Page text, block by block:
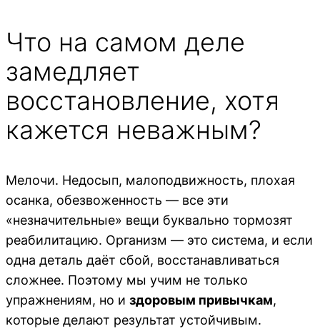
Что на самом деле
замедляет
восстановление, хотя
кажется неважным?
Мелочи. Недосып, малоподвижность, плохая
осанка, обезвоженность — все эти
«незначительные» вещи буквально тормозят
реабилитацию. Организм — это система, и если
одна деталь даёт сбой, восстанавливаться
сложнее. Поэтому мы учим не только
упражнениям, но и здоровым привычкам,
которые делают результат устойчивым.